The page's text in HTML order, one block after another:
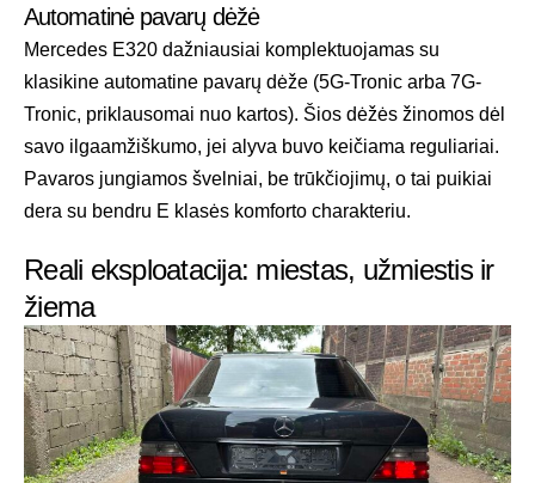
Automatinė pavarų dėžė
Mercedes E320 dažniausiai komplektuojamas su
klasikine automatine pavarų dėže (5G-Tronic arba 7G-
Tronic, priklausomai nuo kartos). Šios dėžės žinomos dėl
savo ilgaamžiškumo, jei alyva buvo keičiama reguliariai.
Pavaros jungiamos švelniai, be trūkčiojimų, o tai puikiai
dera su bendru E klasės komforto charakteriu.
Reali eksploatacija: miestas, užmiestis ir
žiema